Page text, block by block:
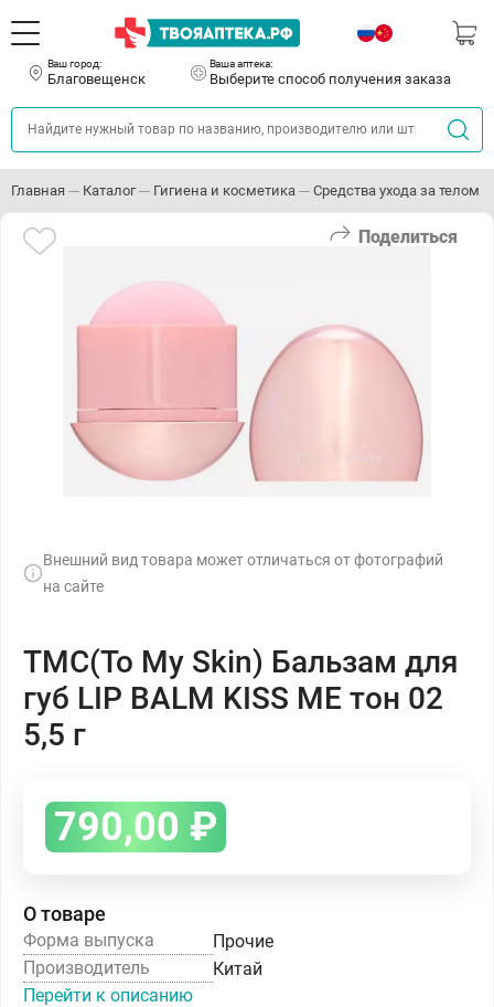
Ваш город:
Благовещенск
Ваша аптека:
Выберите способ получения заказа
Главная Каталог Гигиена и косметика Средства ухода за телом
Поделиться
Внешний вид товара может отличаться от фотографий
на сайте
ТМС(To My Skin) Бальзам для
губ LIP BALM KISS ME тон 02
5,5 г
790,00 ₽
О товаре
Форма выпуска
Прочие
Производитель
Китай
Перейти к описанию